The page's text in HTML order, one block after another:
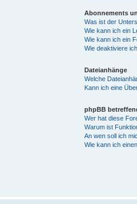
Abonnements
Was ist der
Wie kann ich ein
Wie kann ich ein
Wie deaktiviere
Dateianhänge
Welche
Kann ich eine
phpBB
Wer hat diese
Warum ist
An wen soll ich
Wie kann ich